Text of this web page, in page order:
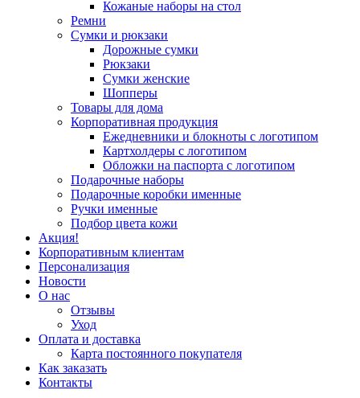
Кожаные наборы на стол
Ремни
Сумки и рюкзаки
Дорожные сумки
Рюкзаки
Сумки женские
Шопперы
Товары для дома
Корпоративная продукция
Ежедневники и блокноты с логотипом
Картхолдеры с логотипом
Обложки на паспорта с логотипом
Подарочные наборы
Подарочные коробки именные
Ручки именные
Подбор цвета кожи
Акция!
Корпоративным клиентам
Персонализация
Новости
О нас
Отзывы
Уход
Оплата и доставка
Карта постоянного покупателя
Как заказать
Контакты